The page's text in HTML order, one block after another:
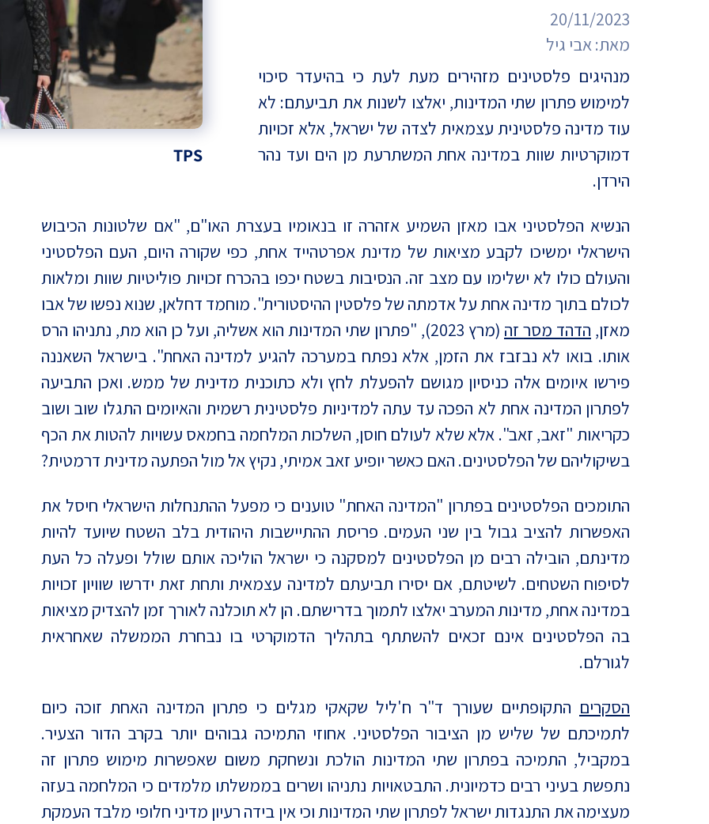
דמוקרטיה
דת ומדינה
יחסי ישראל-סין
TPS
20/11/2023
מאת:אבי גיל
מנהיגים פלסטינים מזהירים מעת לעת כי בהיעדר סיכוי
למימוש פתרון שתי המדינות, יאלצו לשנות את תביעתם: לא
עוד מדינה פלסטינית עצמאית לצדה של ישראל, אלא זכויות
דמוקרטיות שוות במדינה אחת המשתרעת מן הים ועד נהר
הירדן.
הנשיא הפלסטיני אבו מאזן השמיע אזהרה זו בנאומיו בעצרת האו"ם, "אם שלטונות הכיבוש
הישראלי ימשיכו לקבע מציאות של מדינת אפרטהייד אחת, כפי שקורה היום, העם הפלסטיני
והעולם כולו לא ישלימו עם מצב זה. הנסיבות בשטח יכפו בהכרח זכויות פוליטיות שוות ומלאות
לכולם בתוך מדינה אחת על אדמתה של פלסטין ההיסטורית". מוחמד דחלאן, שנוא נפשו של אבו
מאזן, הדהד מסר זה
(מרץ 2023), "פתרון שתי המדינות הוא אשליה, ועל כן הוא מת, נתניהו הרס
אותו. בואו לא נבזבז את הזמן, אלא נפתח במערכה להגיע למדינה האחת". בישראל השאננה
פירשו איומים אלה כניסיון מגושם להפעלת לחץ ולא כתוכנית מדינית של ממש. ואכן התביעה
לפתרון המדינה אחת לא הפכה עד עתה למדיניות פלסטינית רשמית והאיומים התגלו שוב ושוב
כקריאות "זאב, זאב". אלא שלא לעולם חוסן, השלכות המלחמה בחמאס עשויות להטות את הכף
בשיקוליהם של הפלסטינים. האם כאשר יופיע זאב אמיתי, נקיץ אל מול הפתעה מדינית דרמטית?
התומכים הפלסטינים בפתרון "המדינה האחת" טוענים כי מפעל ההתנחלות הישראלי חיסל את
האפשרות להציב גבול בין שני העמים. פריסת ההתיישבות היהודית בלב השטח שיועד להיות
מדינתם, הובילה רבים מן הפלסטינים למסקנה כי ישראל הוליכה אותם שולל ופעלה כל העת
לסיפוח השטחים. לשיטתם, אם יסירו תביעתם למדינה עצמאית ותחת זאת ידרשו שוויון זכויות
במדינה אחת, מדינות המערב יאלצו לתמוך בדרישתם. הן לא תוכלנה לאורך זמן להצדיק מציאות
בה הפלסטינים אינם זכאים להשתתף בתהליך הדמוקרטי בו נבחרת הממשלה שאחראית
לגורלם.
הסקרים התקופתיים שעורך ד"ר ח'ליל שקאקי מגלים כי פתרון המדינה האחת זוכה כיום
לתמיכתם של שליש מן הציבור הפלסטיני. אחוזי התמיכה גבוהים יותר בקרב הדור הצעיר.
במקביל, התמיכה בפתרון שתי המדינות הולכת ונשחקת משום שאפשרות מימוש פתרון זה
נתפשת בעיני רבים כדמיונית. התבטאויות נתניהו ושרים בממשלתו מלמדים כי המלחמה בעזה
מעצימה את התנגדות ישראל לפתרון שתי המדינות וכי אין בידה רעיון מדיני חלופי מלבד העמקת